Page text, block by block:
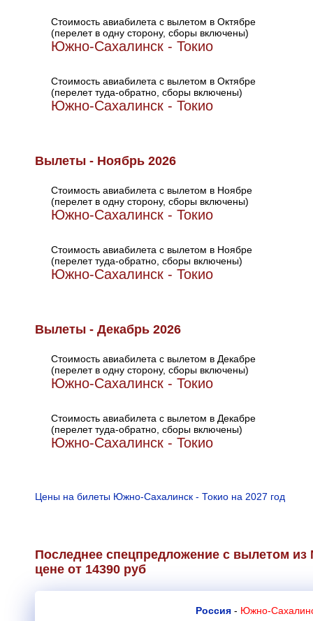
Стоимость авиабилета с вылетом в Октябре
(перелет в одну сторону, сборы включены)
Южно-Сахалинск - Токио
Стоимость авиабилета с вылетом в Октябре
(перелет туда-обратно, сборы включены)
Южно-Сахалинск - Токио
Вылеты - Ноябрь 2026
Стоимость авиабилета с вылетом в Ноябре
(перелет в одну сторону, сборы включены)
Южно-Сахалинск - Токио
Стоимость авиабилета с вылетом в Ноябре
(перелет туда-обратно, сборы включены)
Южно-Сахалинск - Токио
Вылеты - Декабрь 2026
Стоимость авиабилета с вылетом в Декабре
(перелет в одну сторону, сборы включены)
Южно-Сахалинск - Токио
Стоимость авиабилета с вылетом в Декабре
(перелет туда-обратно, сборы включены)
Южно-Сахалинск - Токио
Цены на билеты Южно-Сахалинск - Токио на 2027 год
Последнее спецпредложение с вылетом
цене от 14390 руб
Россия - Южно-